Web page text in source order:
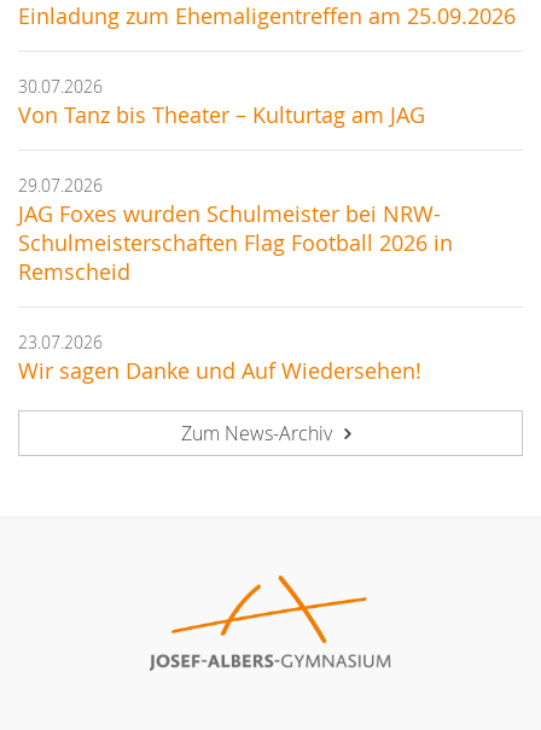
Einladung zum Ehemaligentreffen am 25.09.2026
30.07.2026
Von Tanz bis Theater – Kulturtag am JAG
29.07.2026
JAG Foxes wurden Schulmeister bei NRW-
Schulmeisterschaften Flag Football 2026 in
Remscheid
23.07.2026
Wir sagen Danke und Auf Wiedersehen!
Zum News-Archiv